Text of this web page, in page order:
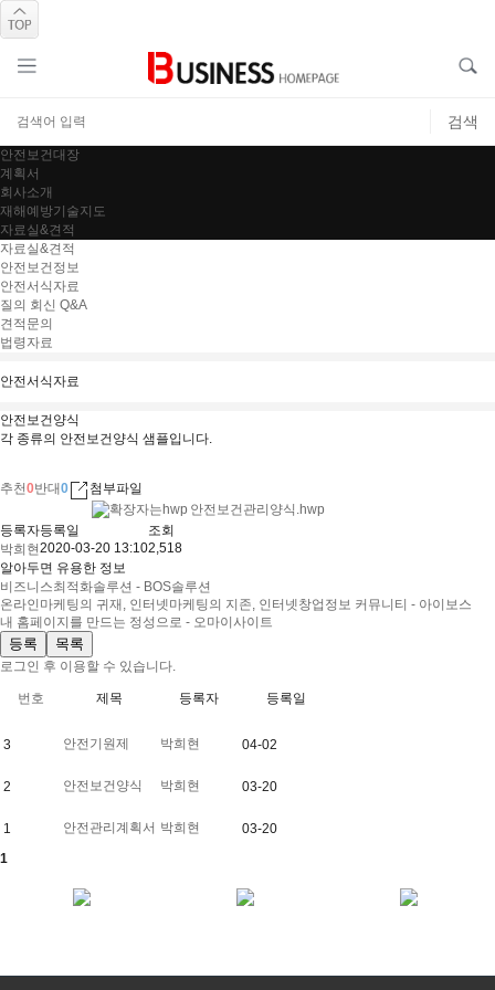
안전보건대장
계획서
회사소개
재해예방기술지도
자료실&견적
자료실&견적
안전보건정보
안전서식자료
질의 회신 Q&A
견적문의
법령자료
안전서식자료
안전보건양식
각 종류의 안전보건양식 샘플입니다.
추천0반대0
첨부파일
안전보건관리양식.hwp
등록자
박희현
등록일
2020-03-20 13:10
조회
2,518
알아두면 유용한 정보
비즈니스최적화솔루션 - BOS솔루션
온라인마케팅의 귀재, 인터넷마케팅의 지존, 인터넷창업정보 커뮤니티 - 아이보스
내 홈페이지를 만드는 정성으로 - 오마이사이트
등록 목록
로그인 후 이용할 수 있습니다.
번호
제목 등록자 등록일
3 안전기원제 박희현 04-02
2 안전보건양식 박희현 03-20
1 안전관리계획서 박희현
03-20
1